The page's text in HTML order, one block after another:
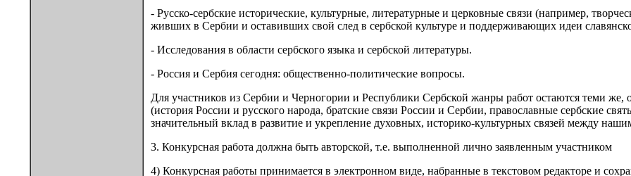
- Русско-сербские исторические, культурные, литературные и церковные связи (например,
живших в Сербии и оставивших свой след в сербской культуре и поддерживающих идеи
- Исследования в области сербского языка и сербской литературы.
- Россия и Сербия сегодня: общественно-политические вопросы.
Для участников из Сербии и Черногории и Республики Сербской жанры работ остаются теми же,
(история России и русского народа, братские связи России и Сербии, православные сербские
значительный вклад в развитие и укрепление духовных, историко-культурных связей между
3. Конкурсная работа должна быть авторской, т.е. выполненной лично заявленным участником
4) Конкурсная работы принимается в электронном виде, набранные в текстовом редакторе и